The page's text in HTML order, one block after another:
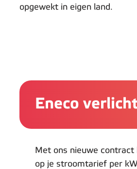
opgewekt in eigen land.
Eneco
Met ons nieuwe
op je stroomtarief per